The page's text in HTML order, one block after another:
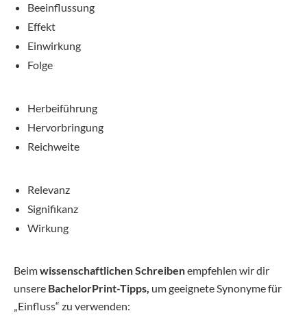
Beeinflussung
Effekt
Einwirkung
Folge
Herbeiführung
Hervorbringung
Reichweite
Relevanz
Signifikanz
Wirkung
Beimwissenschaftlichen Schreibenempfehlen wir dir
unsere BachelorPrint-Tipps, um geeignete Synonyme für
„Einfluss“ zu verwenden: